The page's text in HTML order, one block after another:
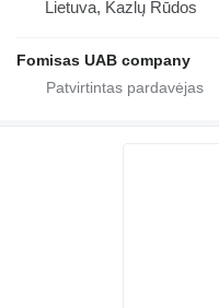
Lietuva, Kazlų Rūdos
Fomisas UAB company